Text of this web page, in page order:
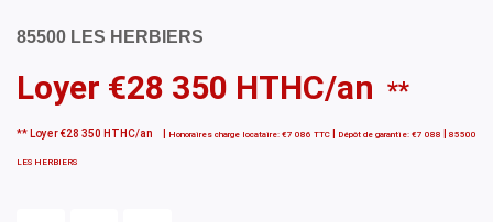
85500 LES HERBIERS
Loyer €28 350 HTHC/an **
** Loyer €28 350 HTHC/an Honoraires charge locataire: €7 086 TTC Dépôt de garantie: €7 088 85500
LES HERBIERS